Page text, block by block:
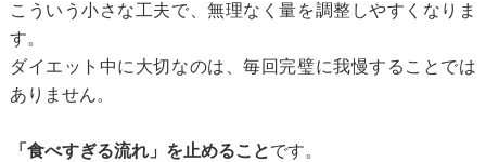
こういう小さな工夫で、無理なく量を調整しやすくなりま
す。
ダイエット中に大切なのは、毎回完璧に我慢することでは
ありません。
「食べすぎる流れ」を止めることです。